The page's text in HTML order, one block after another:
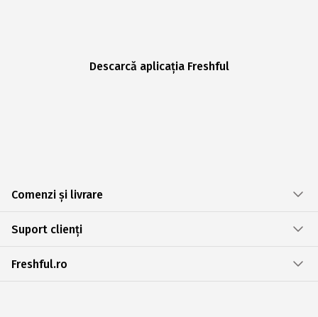
Descarcă aplicația Freshful
Comenzi și livrare
Suport clienți
Freshful.ro